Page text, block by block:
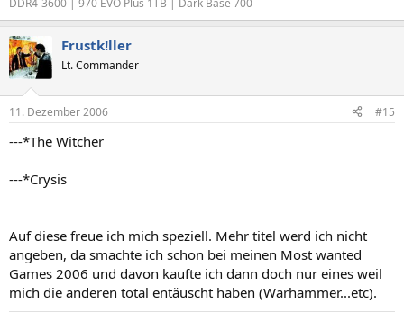
DDR4-3600 | 970 EVO Plus 1TB | Dark Base 700
Frustk!ller
Lt. Commander
11. Dezember 2006 #15
---*The Witcher
---*Crysis
Auf diese freue ich mich speziell. Mehr titel werd ich nicht
angeben, da smachte ich schon bei meinen Most wanted
Games 2006 und davon kaufte ich dann doch nur eines weil
mich die anderen total entäuscht haben (Warhammer...etc).